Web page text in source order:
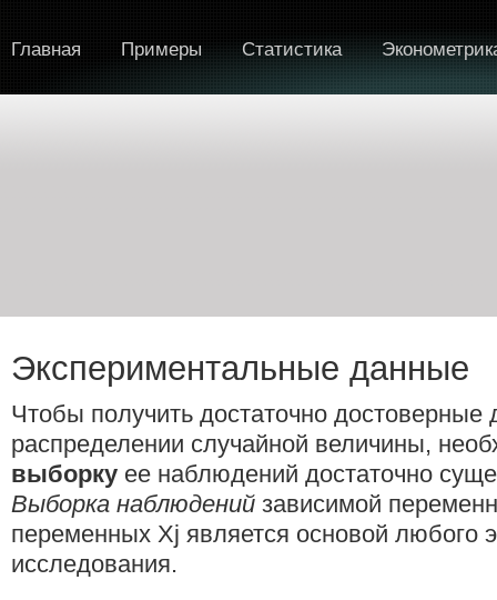
Главная Примеры Статистика
Экспериментальные данные
Чтобы получить достаточно достоверные
распределении случайной величины,
выборку ее наблюдений достаточно
Выборка наблюдений зависимой
переменных Xj является основой любого
исследования.